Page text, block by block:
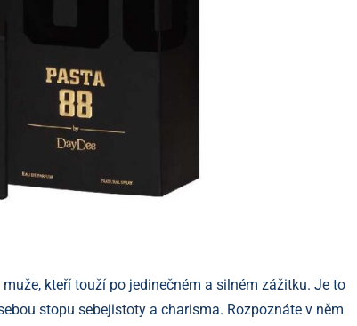
kteří touží po jedinečném a silném zážitku. Je to
stopu sebejistoty a charisma. Rozpoznáte v něm